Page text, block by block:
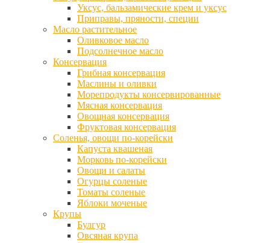
Уксус, бальзамические крем и уксус
Приправы, пряности, специи
Масло растительное
Оливковое масло
Подсолнечное масло
Консервация
Грибная консервация
Маслины и оливки
Морепродукты консервированные
Мясная консервация
Овощная консервация
Фруктовая консервация
Соленья, овощи по-корейски
Капуста квашеная
Морковь по-корейски
Овощи и салаты
Огурцы соленые
Томаты соленые
Яблоки моченые
Крупы
Булгур
Овсяная крупа